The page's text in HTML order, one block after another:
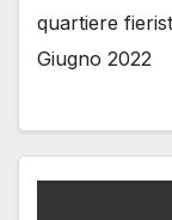
quartiere
Giugno 2022